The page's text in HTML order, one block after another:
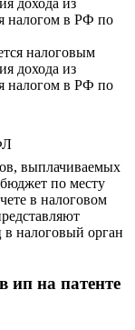
налогом в РФ по
налоговым
дохода из
налогом в РФ по
выплачиваемых
по месту
в налоговом
в налоговый орган
ип на патенте